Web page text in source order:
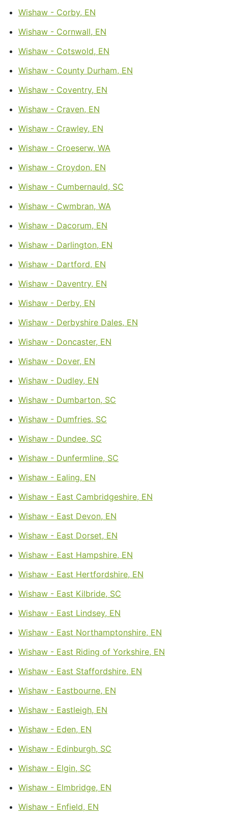
Wishaw - Corby, EN
Wishaw - Cornwall, EN
Wishaw - Cotswold, EN
Wishaw - County Durham, EN
Wishaw - Coventry, EN
Wishaw - Craven, EN
Wishaw - Crawley, EN
Wishaw - Croeserw, WA
Wishaw - Croydon, EN
Wishaw - Cumbernauld, SC
Wishaw - Cwmbran, WA
Wishaw - Dacorum, EN
Wishaw - Darlington, EN
Wishaw - Dartford, EN
Wishaw - Daventry, EN
Wishaw - Derby, EN
Wishaw - Derbyshire Dales, EN
Wishaw - Doncaster, EN
Wishaw - Dover, EN
Wishaw - Dudley, EN
Wishaw - Dumbarton, SC
Wishaw - Dumfries, SC
Wishaw - Dundee, SC
Wishaw - Dunfermline, SC
Wishaw - Ealing, EN
Wishaw - East Cambridgeshire, EN
Wishaw - East Devon, EN
Wishaw - East Dorset, EN
Wishaw - East Hampshire, EN
Wishaw - East Hertfordshire, EN
Wishaw - East Kilbride, SC
Wishaw - East Lindsey, EN
Wishaw - East Northamptonshire, EN
Wishaw - East Riding of Yorkshire, EN
Wishaw - East Staffordshire, EN
Wishaw - Eastbourne, EN
Wishaw - Eastleigh, EN
Wishaw - Eden, EN
Wishaw - Edinburgh, SC
Wishaw - Elgin, SC
Wishaw - Elmbridge, EN
Wishaw - Enfield, EN